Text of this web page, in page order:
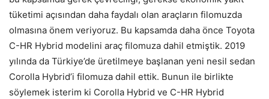
tüketimi açısından daha faydalı olan araçların filomuzda
olmasına önem veriyoruz. Bu kapsamda daha önce Toyota
C-HR Hybrid modelini araç filomuza dahil etmiştik. 2019
yılında da Türkiye’de üretilmeye başlanan yeni nesil sedan
Corolla Hybrid’i filomuza dahil ettik. Bunun ile birlikte
söylemek isterim ki Corolla Hybrid ve C-HR Hybrid